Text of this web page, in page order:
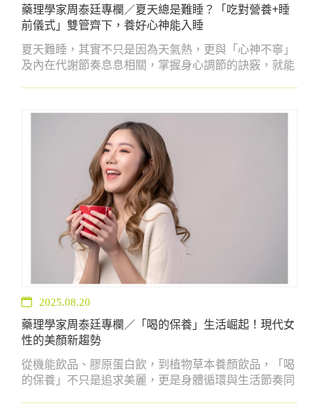
藥理學家周泰廷專欄／夏天總是難睡？「吃對營養+睡
前儀式」雙管齊下，養好心神能入睡
夏天難睡，其實不只是因為天氣熱，更與「心神不寧」
及內在代謝節奏息息相關，掌握身心調節的訣竅，就能
2025.08.20
藥理學家周泰廷專欄／「喝的保養」生活崛起！現代女
性的美顏新趨勢
從機能飲品、膠原蛋白飲，到植物草本養顏飲品，「喝
的保養」不只是追求美麗，更是身體循環與生活節奏同